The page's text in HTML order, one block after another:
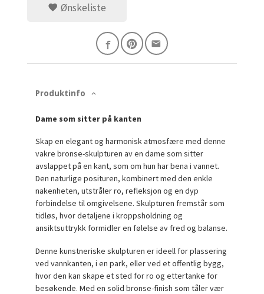
Ønskeliste
Produktinfo
Dame som sitter på kanten
Skap en elegant og harmonisk atmosfære med denne
vakre bronse-skulpturen av en dame som sitter
avslappet på en kant, som om hun har bena i vannet.
Den naturlige posituren, kombinert med den enkle
nakenheten, utstråler ro, refleksjon og en dyp
forbindelse til omgivelsene. Skulpturen fremstår som
tidløs, hvor detaljene i kroppsholdning og
ansiktsuttrykk formidler en følelse av fred og balanse.
Denne kunstneriske skulpturen er ideell for plassering
ved vannkanten, i en park, eller ved et offentlig bygg,
hvor den kan skape et sted for ro og ettertanke for
besøkende. Med en solid bronse-finish som tåler vær